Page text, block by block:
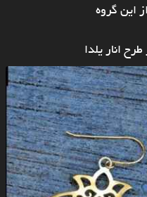
این گروه
انار یلدا